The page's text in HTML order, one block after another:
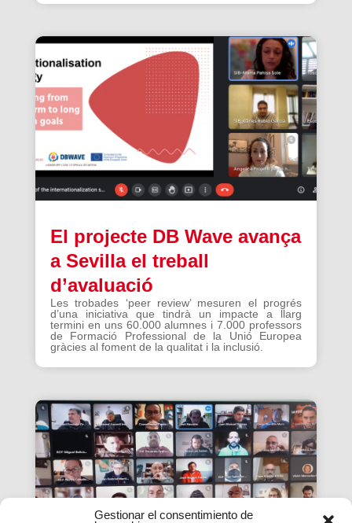
Gestionar el consentimiento de
El projecte DB Wave avança
a Sevilla el treball
d’avaluació
Les trobades ‘peer review’ mesuren el progrés
d’una iniciativa que tindrà un impacte a llarg
termini en uns 60.000 alumnes i 7.000 professors
de Formació Professional de la Unió Europea
gràcies al foment de la qualitat i la inclusió.